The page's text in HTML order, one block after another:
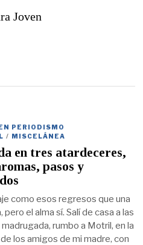
Joven
PERIODISMO
/ MISCELÁNEA
en tres atardeceres,
pasos y
como esos regresos que una
pero el alma sí. Salí de casa a las
rumbo a Motril, en la
los amigos de mi madre, con